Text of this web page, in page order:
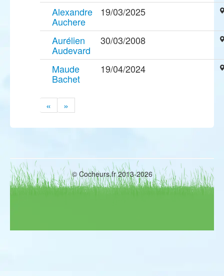
Alexandre
Auchere
19/03/2025
Aurélien
Audevard
30/03/2008
Maude
Bachet
19/04/2024
« »
© Cocheurs.fr 2013-2026